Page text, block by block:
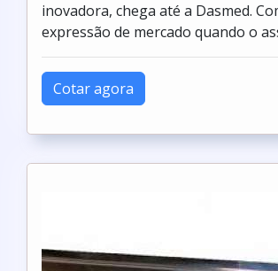
inovadora, chega até a Dasmed.
expressão de mercado quando o
Cotar agora